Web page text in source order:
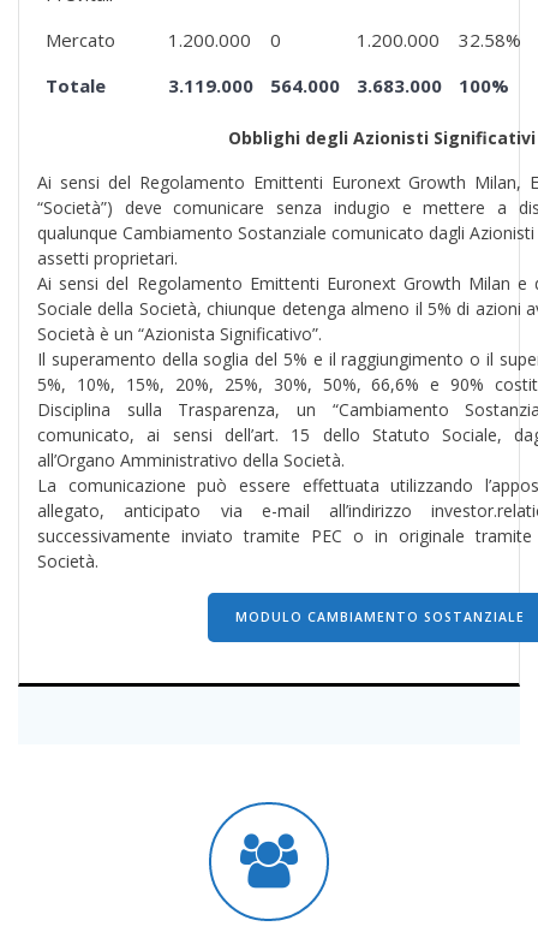
Mercato
1.200.000 0 1.200.000
32.58%
Totale
3.119.000 564.000 3.683.000 100%
Obblighi degli Azionisti Significativi
Ai sensi del Regolamento Emittenti Euronext Growth Milan,
“Società”) deve comunicare senza indugio e mettere a
qualunque Cambiamento Sostanziale comunicato dagli
assetti proprietari.
Ai sensi del Regolamento Emittenti Euronext Growth Milan e
Sociale della Società, chiunque detenga almeno il 5% di azioni
Società è un “Azionista Significativo”.
Il superamento della soglia del 5% e il raggiungimento o il
5%, 10%, 15%, 20%, 25%, 30%, 50%, 66,6% e 90%
Disciplina sulla Trasparenza, un “Cambiamento
comunicato, ai sensi dell’art. 15 dello Statuto Sociale,
all’Organo Amministrativo della Società.
La comunicazione può essere effettuata utilizzando
allegato, anticipato via e-mail all’indirizzo
successivamente inviato tramite PEC o in originale
Società.
MODULO CAMBIAMENTO SOSTANZIALE